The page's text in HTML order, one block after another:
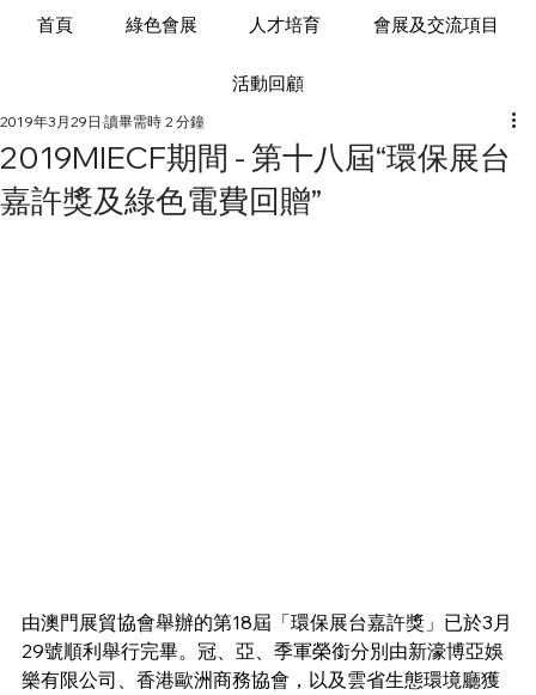
2019MIECF期間 - 第十八屆“環保展台
嘉許獎及綠色電費回贈”
2019年3月29日 讀畢需時 2 分鐘
由澳門展貿協會舉辦的第18屆「環保展台嘉許獎」已於3月
29號順利舉行完畢。冠、亞、季軍榮銜分別由新濠博亞娛
樂有限公司、香港歐洲商務協會，以及雲省生態環境廳獲
首頁 綠色會展 人才培育 會展及交流項目
活動回顧